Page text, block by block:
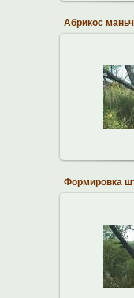
Абрикос